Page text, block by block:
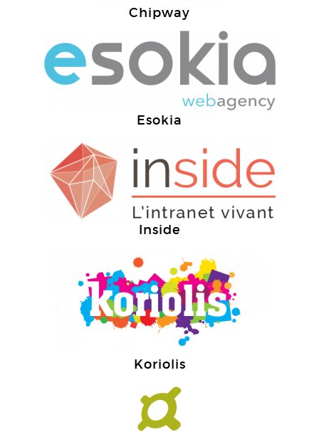
Chipway
Esokia
Inside
Koriolis